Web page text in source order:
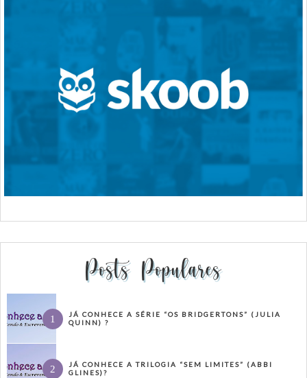
Posts Populares
JÁ CONHECE A SÉRIE “OS BRIDGERTONS” (JULIA
QUINN) ?
JÁ CONHECE A TRILOGIA “SEM LIMITES” (ABBI
GLINES)?